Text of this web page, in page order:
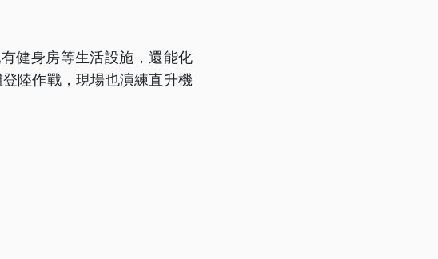
健身房等生活設施，還能化
陸作戰，現場也演練直升機